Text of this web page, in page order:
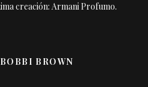
creación: Armani Profumo.
BROWN